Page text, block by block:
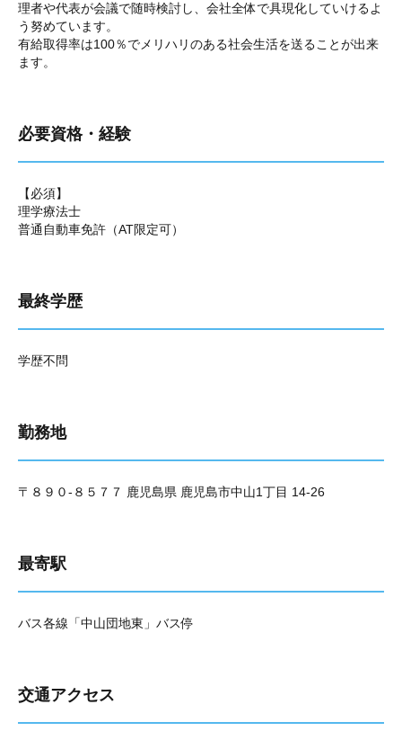
理者や代表が会議で随時検討し、会社全体で具現化していけるよ
う努めています。
有給取得率は100％でメリハリのある社会生活を送ることが出来
ます。
必要資格・経験
【必須】
理学療法士
普通自動車免許（AT限定可）
最終学歴
学歴不問
勤務地
〒８９０-８５７７ 鹿児島県 鹿児島市中山1丁目 14-26
最寄駅
バス各線「中山団地東」バス停
交通アクセス